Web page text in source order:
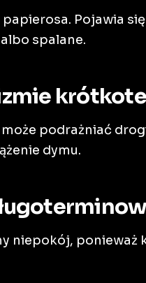
Pojawia
spalane.
podrażniać
dymu.
niepokój, ponieważ